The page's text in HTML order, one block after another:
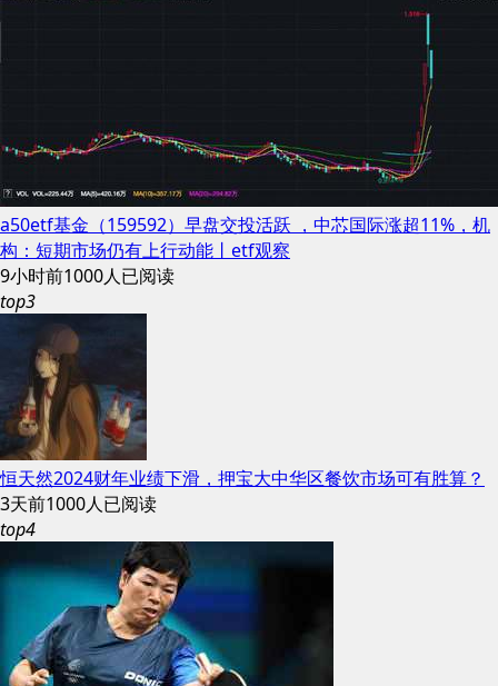
a50etf基金（159592）早盘交投活跃 ，中芯国际涨超11%，机
构：短期市场仍有上行动能丨etf观察
9小时前1000人已阅读
top3
恒天然2024财年业绩下滑，押宝大中华区餐饮市场可有胜算？
3天前1000人已阅读
top4